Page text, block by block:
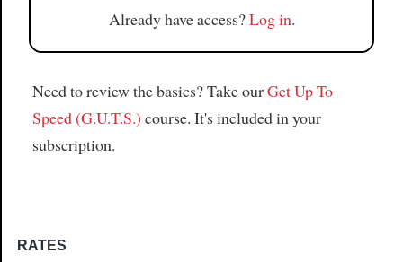
Already have access?Log in.
Need to review the basics? Take ourGet Up To
Speed (G.U.T.S.) course. It's included in your
subscription.
RATES